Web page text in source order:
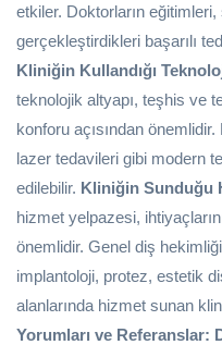
etkiler. Doktorların
gerçekleştirdikleri başarılı
Kliniğin Kullandığı
teknolojik altyapı, teşhis ve
konforu açısından
lazer tedavileri gibi modern
edilebilir. Kliniğin Sunduğu
hizmet yelpazesi,
önemlidir. Genel diş
implantoloji, protez, estetik
alanlarında hizmet sunan
Yorumları ve Referanslar: